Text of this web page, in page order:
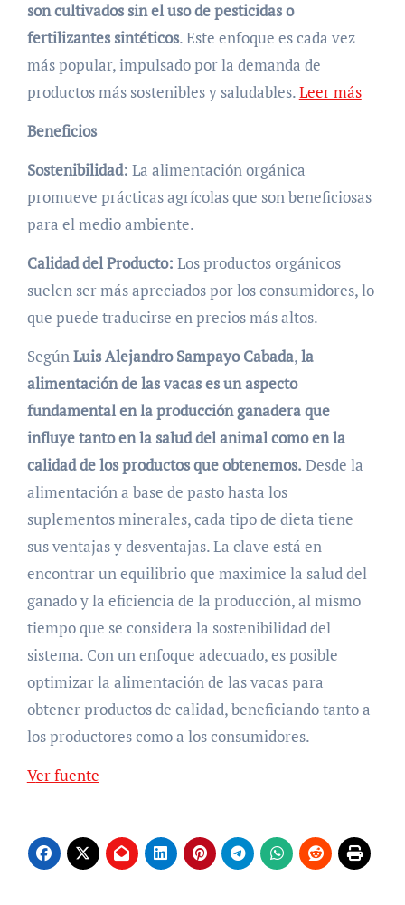
son cultivados sin el uso de pesticidas o
fertilizantes sintéticos. Este enfoque es cada vez
más popular, impulsado por la demanda de
productos más sostenibles y saludables.Leer más
Beneficios
Sostenibilidad: La alimentación orgánica
promueve prácticas agrícolas que son beneficiosas
para el medio ambiente.
Calidad del Producto: Los productos orgánicos
suelen ser más apreciados por los consumidores, lo
que puede traducirse en precios más altos.
SegúnLuis Alejandro Sampayo Cabada,la
alimentación de las vacas es un aspecto
fundamental en la producción ganadera que
influye tanto en la salud del animal como en la
calidad de los productos que obtenemos. Desde la
alimentación a base de pasto hasta los
suplementos minerales, cada tipo de dieta tiene
sus ventajas y desventajas. La clave está en
encontrar un equilibrio que maximice la salud del
ganado y la eficiencia de la producción, al mismo
tiempo que se considera la sostenibilidad del
sistema. Con un enfoque adecuado, es posible
optimizar la alimentación de las vacas para
obtener productos de calidad, beneficiando tanto a
los productores como a los consumidores.
Ver fuente